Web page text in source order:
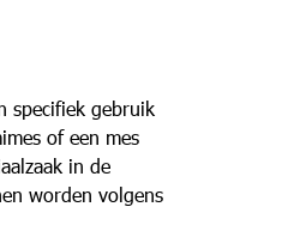
specifiek gebruik
of een mes
in de
worden volgens